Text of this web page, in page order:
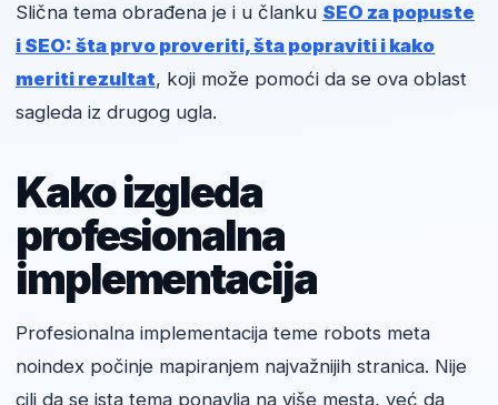
Slična tema obrađena je i u članku SEO za popuste
i SEO: šta prvo proveriti, šta popraviti i kako
meriti rezultat, koji može pomoći da se ova oblast
sagleda iz drugog ugla.
Kako izgleda
profesionalna
implementacija
Profesionalna implementacija teme robots meta
noindex počinje mapiranjem najvažnijih stranica. Nije
cilj da se ista tema ponavlja na više mesta, već da